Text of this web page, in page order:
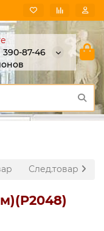
390-87-46
След.товар